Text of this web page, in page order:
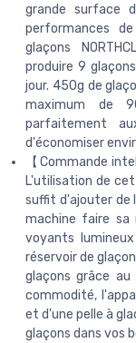
grande surface
performances
glaçons
produire 9
jour. 450g de
maximum de
parfaitement
d'économiser
【Commande
L'utilisation de
suffit d'ajouter de
machine faire sa
voyants
réservoir de
glaçons grâce
commodité,
et d'une pelle à
glaçons dans vos